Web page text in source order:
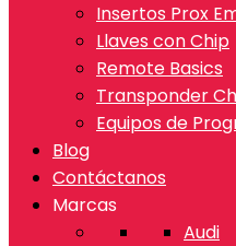
Insertos Prox
Llaves con Chip
Remote Basics
Transponder
Equipos de
Blog
Contáctanos
Marcas
Audi